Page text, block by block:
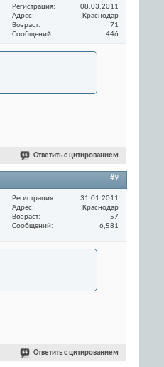
Регистрация
08.03.2011
Адрес
Краснодар
Возраст
71
Сообщений
446
Ответить с цитированием
#9
Регистрация
31.01.2011
Адрес
Краснодар
Возраст
57
Сообщений
6,581
Ответить с цитированием